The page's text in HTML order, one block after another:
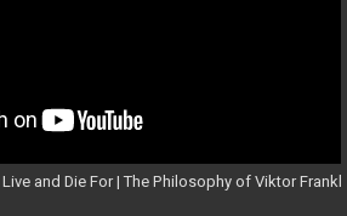
and Die For | The Philosophy of Viktor Frankl